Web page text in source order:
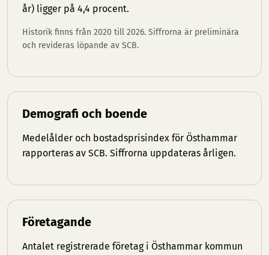
år) ligger på 4,4 procent.
Historik finns från 2020 till 2026. Siffrorna är preliminära
och revideras löpande av SCB.
Demografi och boende
Medelålder och bostadsprisindex för Östhammar
rapporteras av SCB. Siffrorna uppdateras årligen.
Företagande
Antalet registrerade företag i Östhammar kommun